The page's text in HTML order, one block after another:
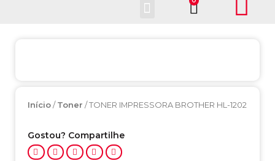
Início / Toner / TONER IMPRESSORA BROTHER HL-1202
Gostou? Compartilhe